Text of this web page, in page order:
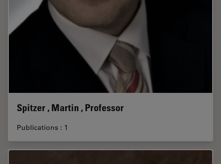
Spitzer , Martin , Professor
Publications : 1